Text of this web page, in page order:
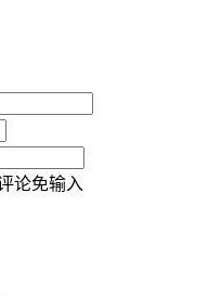
论免输入